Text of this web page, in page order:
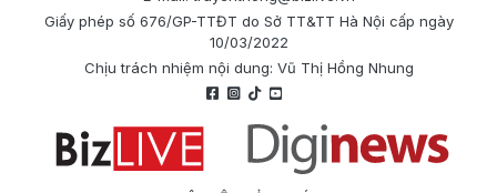
Giấy phép số 676/GP-TTĐT do Sở TT&TT Hà Nội cấp ngày
10/03/2022
Chịu trách nhiệm nội dung: Vũ Thị Hồng Nhung